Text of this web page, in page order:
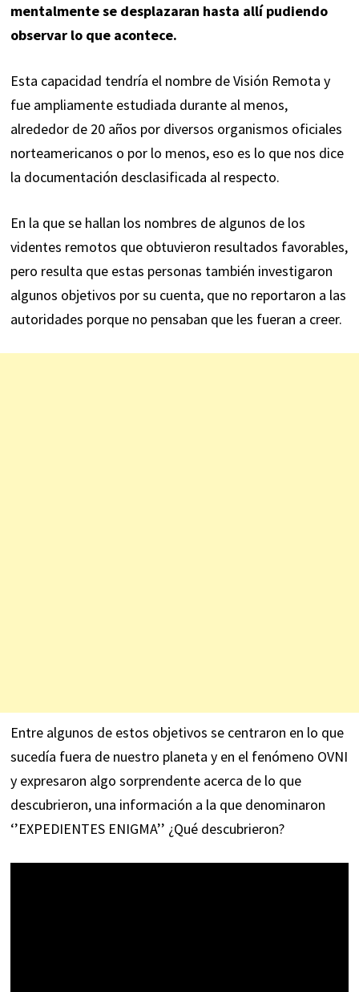
mentalmente se desplazaran hasta allí pudiendo
observar lo que acontece.
Esta capacidad tendría el nombre de Visión Remota y
fue ampliamente estudiada durante al menos,
alrededor de 20 años por diversos organismos oficiales
norteamericanos o por lo menos, eso es lo que nos dice
la documentación desclasificada al respecto.
En la que se hallan los nombres de algunos de los
videntes remotos que obtuvieron resultados favorables,
pero resulta que estas personas también investigaron
algunos objetivos por su cuenta, que no reportaron a las
autoridades porque no pensaban que les fueran a creer.
Entre algunos de estos objetivos se centraron en lo que
sucedía fuera de nuestro planeta y en el fenómeno OVNI
y expresaron algo sorprendente acerca de lo que
descubrieron, una información a la que denominaron
‘’EXPEDIENTES ENIGMA’’ ¿Qué descubrieron?